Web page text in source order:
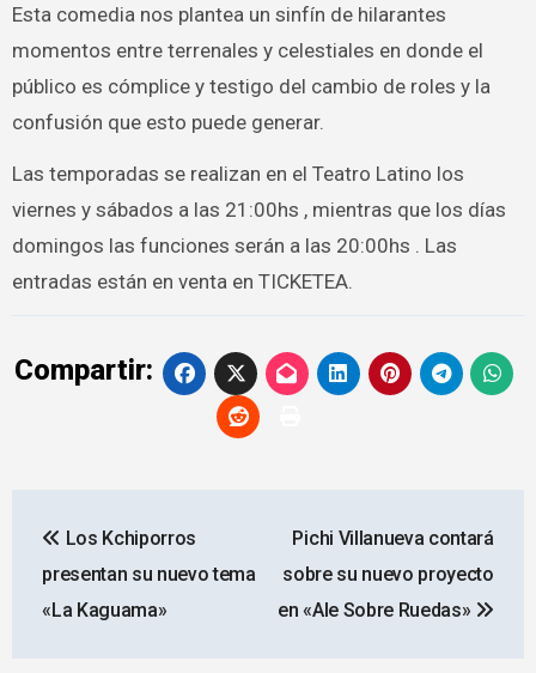
Esta comedia nos plantea un sinfín de hilarantes
momentos entre terrenales y celestiales en donde el
público es cómplice y testigo del cambio de roles y la
confusión que esto puede generar.
Las temporadas se realizan en el Teatro Latino los
viernes y sábados a las 21:00hs , mientras que los días
domingos las funciones serán a las 20:00hs . Las
entradas están en venta en TICKETEA.
Compartir:
de
entradas
Los Kchiporros
presentan su nuevo tema
«La Kaguama»
Pichi Villanueva contará
sobre su nuevo proyecto
en «Ale Sobre Ruedas»